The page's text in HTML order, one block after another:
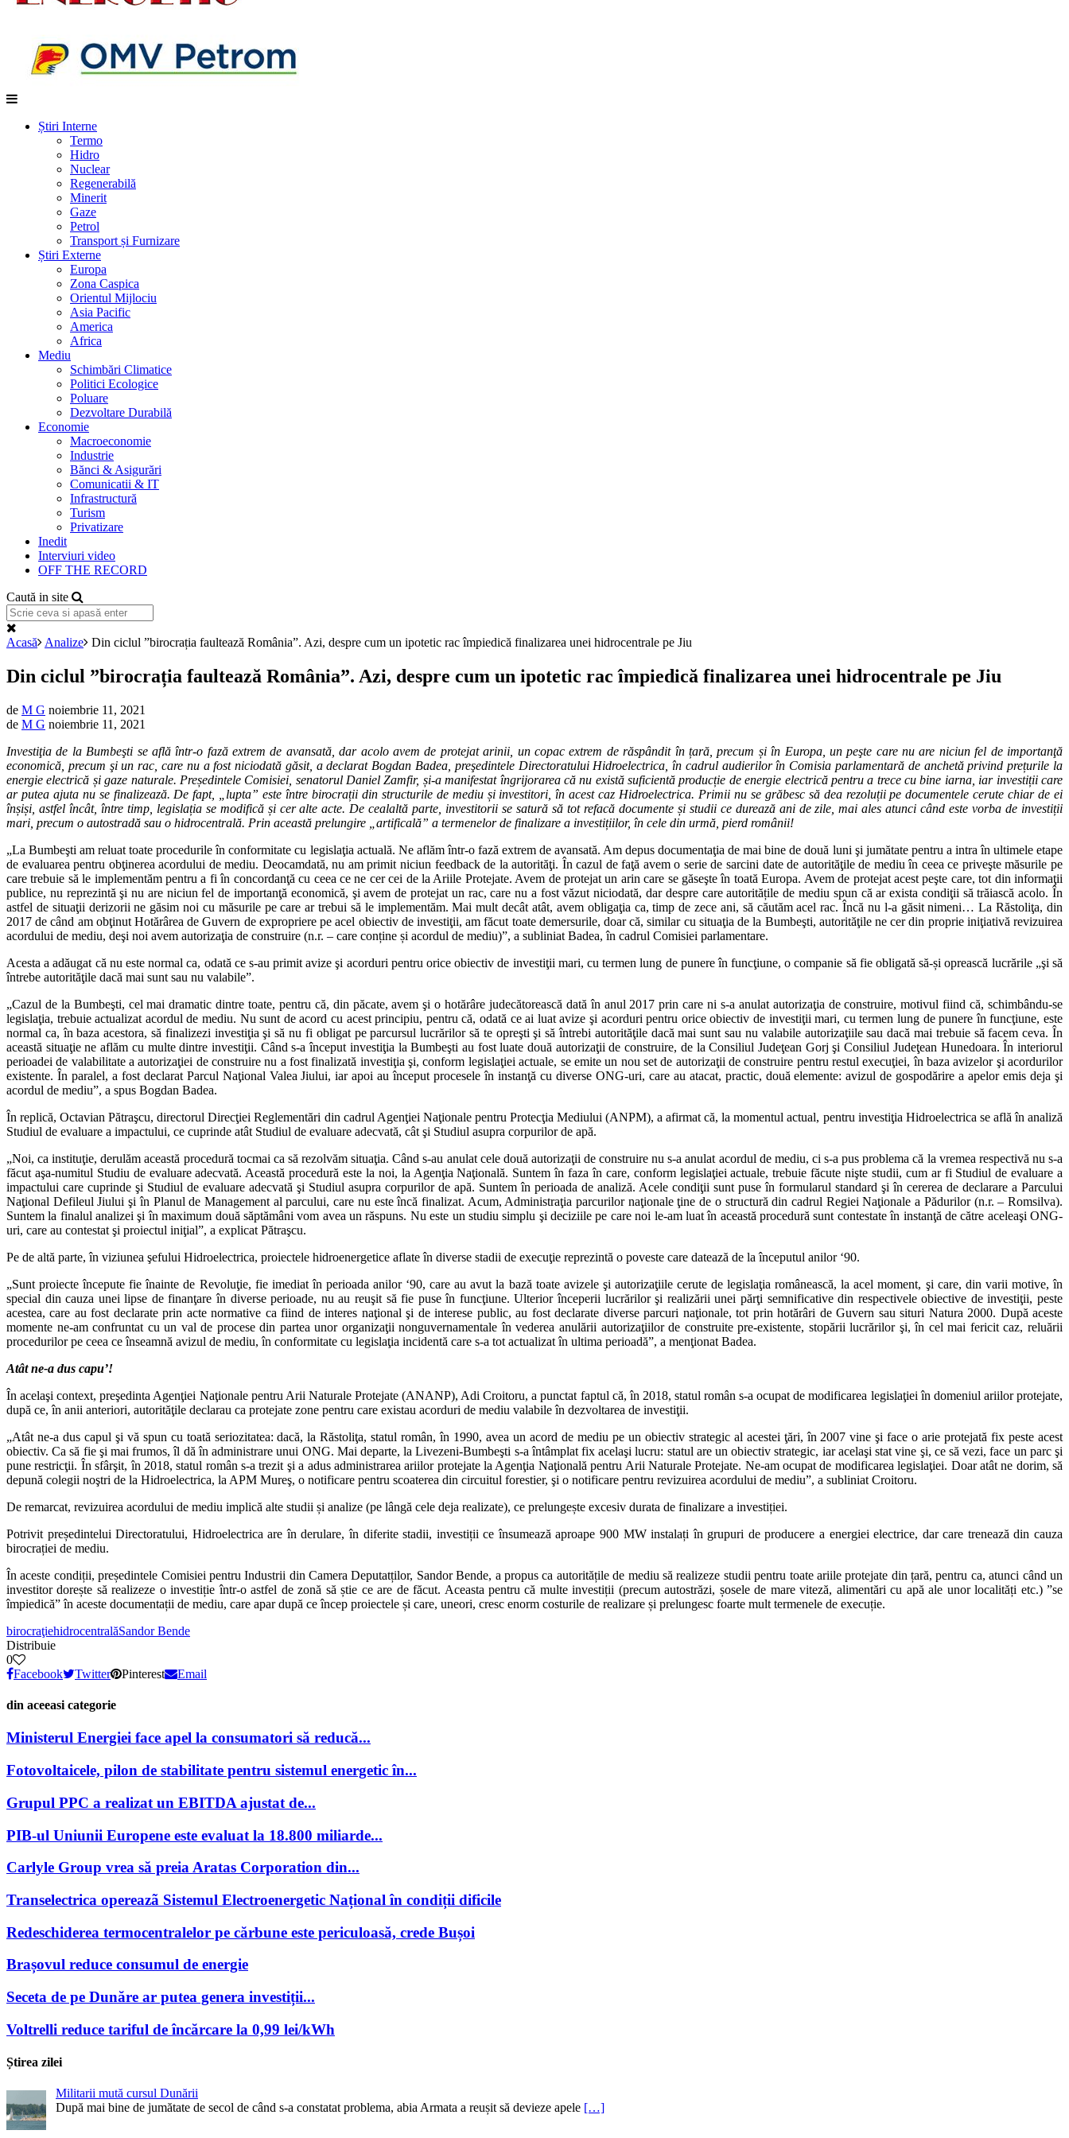
Știri Interne
Termo
Hidro
Nuclear
Regenerabilă
Minerit
Gaze
Petrol
Transport și Furnizare
Știri Externe
Europa
Zona Caspica
Orientul Mijlociu
Asia Pacific
America
Africa
Mediu
Schimbări Climatice
Politici Ecologice
Poluare
Dezvoltare Durabilă
Economie
Macroeconomie
Industrie
Bănci & Asigurări
Comunicatii & IT
Infrastructură
Turism
Privatizare
Inedit
Interviuri video
OFF THE RECORD
Caută in site
Acasă Analize Din ciclul ”birocrația faultează România”. Azi, despre cum un ipotetic rac împiedică finalizarea unei hidrocentrale pe Jiu
Din ciclul ”birocrația faultează România”. Azi, despre cum un ipotetic rac împiedică finalizarea unei hidrocentrale pe Jiu
de M G noiembrie 11, 2021
de M G noiembrie 11, 2021
Investiţia de la Bumbeşti se află într-o fază extrem de avansată, dar acolo avem de protejat arinii, un copac extrem de răspândit în țară, precum și în Europa, un peşte care nu are niciun fel de importanţă
economică, precum şi un rac, care nu a fost niciodată găsit, a declarat Bogdan Badea, preşedintele Directoratului Hidroelectrica, în cadrul audierilor în Comisia parlamentară de anchetă privind prețurile la
energie electrică și gaze naturale. Președintele Comisiei, senatorul Daniel Zamfir, și-a manifestat îngrijorarea că nu există suficientă producție de energie electrică pentru a trece cu bine iarna, iar investiții care
ar putea ajuta nu se finalizează. De fapt, „lupta” este între birocrații din structurile de mediu și investitori, în acest caz Hidroelectrica. Primii nu se grăbesc să dea rezoluții pe documentele cerute chiar de ei
înșiși, astfel încât, între timp, legislația se modifică și cer alte acte. De cealaltă parte, investitorii se satură să tot refacă documente și studii ce durează ani de zile, mai ales atunci când este vorba de investiții
mari, precum o autostradă sau o hidrocentrală. Prin această prelungire „artificală” a termenelor de finalizare a investițiilor, în cele din urmă, pierd românii!
„La Bumbeşti am reluat toate procedurile în conformitate cu legislaţia actuală. Ne aflăm într-o fază extrem de avansată. Am depus documentaţia de mai bine de două luni şi jumătate pentru a intra în ultimele etape
de evaluarea pentru obţinerea acordului de mediu. Deocamdată, nu am primit niciun feedback de la autorităţi. În cazul de faţă avem o serie de sarcini date de autorităţile de mediu în ceea ce priveşte măsurile pe
care trebuie să le implementăm pentru a fi în concordanţă cu ceea ce ne cer cei de la Ariile Protejate. Avem de protejat un arin care se găseşte în toată Europa. Avem de protejat acest peşte care, tot din informaţii
publice, nu reprezintă şi nu are niciun fel de importanţă economică, şi avem de protejat un rac, care nu a fost văzut niciodată, dar despre care autoritățile de mediu spun că ar exista condiţii să trăiască acolo. În
astfel de situaţii derizorii ne găsim noi cu măsurile pe care ar trebui să le implementăm. Mai mult decât atât, avem obligaţia ca, timp de zece ani, să căutăm acel rac. Încă nu l-a găsit nimeni… La Răstoliţa, din
2017 de când am obţinut Hotărârea de Guvern de expropriere pe acel obiectiv de investiţii, am făcut toate demersurile, doar că, similar cu situaţia de la Bumbeşti, autorităţile ne cer din proprie iniţiativă revizuirea
acordului de mediu, deşi noi avem autorizaţia de construire (n.r. – care conține și acordul de mediu)”, a subliniat Badea, în cadrul Comisiei parlamentare.
Acesta a adăugat că nu este normal ca, odată ce s-au primit avize şi acorduri pentru orice obiectiv de investiţii mari, cu termen lung de punere în funcţiune, o companie să fie obligată să-și oprească lucrările „şi să
întrebe autorităţile dacă mai sunt sau nu valabile”.
„Cazul de la Bumbeşti, cel mai dramatic dintre toate, pentru că, din păcate, avem şi o hotărâre judecătorească dată în anul 2017 prin care ni s-a anulat autorizaţia de construire, motivul fiind că, schimbându-se
legislaţia, trebuie actualizat acordul de mediu. Nu sunt de acord cu acest principiu, pentru că, odată ce ai luat avize şi acorduri pentru orice obiectiv de investiţii mari, cu termen lung de punere în funcţiune, este
normal ca, în baza acestora, să finalizezi investiţia şi să nu fi obligat pe parcursul lucrărilor să te opreşti şi să întrebi autorităţile dacă mai sunt sau nu valabile autorizaţiile sau dacă mai trebuie să facem ceva. În
această situaţie ne aflăm cu multe dintre investiţii. Când s-a început investiţia la Bumbeşti au fost luate două autorizaţii de construire, de la Consiliul Judeţean Gorj şi Consiliul Judeţean Hunedoara. În interiorul
perioadei de valabilitate a autorizaţiei de construire nu a fost finalizată investiţia şi, conform legislaţiei actuale, se emite un nou set de autorizaţii de construire pentru restul execuţiei, în baza avizelor şi acordurilor
existente. În paralel, a fost declarat Parcul Naţional Valea Jiului, iar apoi au început procesele în instanţă cu diverse ONG-uri, care au atacat, practic, două elemente: avizul de gospodărire a apelor emis deja şi
acordul de mediu”, a spus Bogdan Badea.
În replică, Octavian Pătraşcu, directorul Direcţiei Reglementări din cadrul Agenţiei Naţionale pentru Protecţia Mediului (ANPM), a afirmat că, la momentul actual, pentru investiţia Hidroelectrica se află în analiză
Studiul de evaluare a impactului, ce cuprinde atât Studiul de evaluare adecvată, cât şi Studiul asupra corpurilor de apă.
„Noi, ca instituţie, derulăm această procedură tocmai ca să rezolvăm situaţia. Când s-au anulat cele două autorizaţii de construire nu s-a anulat acordul de mediu, ci s-a pus problema că la vremea respectivă nu s-a
făcut aşa-numitul Studiu de evaluare adecvată. Această procedură este la noi, la Agenţia Naţională. Suntem în faza în care, conform legislaţiei actuale, trebuie făcute nişte studii, cum ar fi Studiul de evaluare a
impactului care cuprinde şi Studiul de evaluare adecvată şi Studiul asupra corpurilor de apă. Suntem în perioada de analiză. Acele condiţii sunt puse în formularul standard şi în cererea de declarare a Parcului
Naţional Defileul Jiului şi în Planul de Management al parcului, care nu este încă finalizat. Acum, Administraţia parcurilor naţionale ţine de o structură din cadrul Regiei Naţionale a Pădurilor (n.r. – Romsilva).
Suntem la finalul analizei şi în maximum două săptămâni vom avea un răspuns. Nu este un studiu simplu şi deciziile pe care noi le-am luat în această procedură sunt contestate în instanţă de către aceleaşi ONG-
uri, care au contestat şi proiectul iniţial”, a explicat Pătraşcu.
Pe de altă parte, în viziunea şefului Hidroelectrica, proiectele hidroenergetice aflate în diverse stadii de execuţie reprezintă o poveste care datează de la începutul anilor ‘90.
„Sunt proiecte începute fie înainte de Revoluţie, fie imediat în perioada anilor ‘90, care au avut la bază toate avizele şi autorizaţiile cerute de legislaţia românească, la acel moment, şi care, din varii motive, în
special din cauza unei lipse de finanţare în diverse perioade, nu au reuşit să fie puse în funcţiune. Ulterior începerii lucrărilor şi realizării unei părţi semnificative din respectivele obiective de investiţii, peste
acestea, care au fost declarate prin acte normative ca fiind de interes naţional şi de interese public, au fost declarate diverse parcuri naţionale, tot prin hotărâri de Guvern sau situri Natura 2000. După aceste
momente ne-am confruntat cu un val de procese din partea unor organizaţii nonguvernamentale în vederea anulării autorizaţiilor de construite pre-existente, stopării lucrărilor şi, în cel mai fericit caz, reluării
procedurilor pe ceea ce înseamnă avizul de mediu, în conformitate cu legislaţia incidentă care s-a tot actualizat în ultima perioadă”, a menţionat Badea.
Atât ne-a dus capu’!
În acelaşi context, preşedinta Agenţiei Naţionale pentru Arii Naturale Protejate (ANANP), Adi Croitoru, a punctat faptul că, în 2018, statul român s-a ocupat de modificarea legislaţiei în domeniul ariilor protejate,
după ce, în anii anteriori, autorităţile declarau ca protejate zone pentru care existau acorduri de mediu valabile în dezvoltarea de investiţii.
„Atât ne-a dus capul şi vă spun cu toată seriozitatea: dacă, la Răstoliţa, statul român, în 1990, avea un acord de mediu pe un obiectiv strategic al acestei ţări, în 2007 vine şi face o arie protejată fix peste acest
obiectiv. Ca să fie şi mai frumos, îl dă în administrare unui ONG. Mai departe, la Livezeni-Bumbeşti s-a întâmplat fix acelaşi lucru: statul are un obiectiv strategic, iar acelaşi stat vine şi, ce să vezi, face un parc şi
pune restricţii. În sfârşit, în 2018, statul român s-a trezit şi a adus administrarea ariilor protejate la Agenţia Naţională pentru Arii Naturale Protejate. Ne-am ocupat de modificarea legislaţiei. Doar atât ne dorim, să
depună colegii noştri de la Hidroelectrica, la APM Mureş, o notificare pentru scoaterea din circuitul forestier, şi o notificare pentru revizuirea acordului de mediu”, a subliniat Croitoru.
De remarcat, revizuirea acordului de mediu implică alte studii și analize (pe lângă cele deja realizate), ce prelungește excesiv durata de finalizare a investiției.
Potrivit președintelui Directoratului, Hidroelectrica are în derulare, în diferite stadii, investiții ce însumează aproape 900 MW instalați în grupuri de producere a energiei electrice, dar care trenează din cauza
birocrației de mediu.
În aceste condiții, președintele Comisiei pentru Industrii din Camera Deputatților, Sandor Bende, a propus ca autoritățile de mediu să realizeze studii pentru toate ariile protejate din țară, pentru ca, atunci când un
investitor dorește să realizeze o investiție într-o astfel de zonă să știe ce are de făcut. Aceasta pentru că multe investiții (precum autostrăzi, șosele de mare viteză, alimentări cu apă ale unor localități etc.) ”se
împiedică” în aceste documentații de mediu, care apar după ce încep proiectele și care, uneori, cresc enorm costurile de realizare și prelungesc foarte mult termenele de execuție.
birocraţiehidrocentralăSandor Bende
Distribuie
0
Facebook
Twitter Pinterest Email
din aceeasi categorie
Ministerul Energiei face apel la consumatori să reducă...
Fotovoltaicele, pilon de stabilitate pentru sistemul energetic în...
Grupul PPC a realizat un EBITDA ajustat de...
PIB-ul Uniunii Europene este evaluat la 18.800 miliarde...
Carlyle Group vrea să preia Aratas Corporation din...
Transelectrica opereazã Sistemul Electroenergetic Național în condiții dificile
Redeschiderea termocentralelor pe cărbune este periculoasă, crede Bușoi
Brașovul reduce consumul de energie
Seceta de pe Dunăre ar putea genera investiții...
Voltrelli reduce tariful de încărcare la 0,99 lei/kWh
Știrea zilei
Militarii mută cursul Dunării
După mai bine de jumătate de secol de când s-a constatat problema, abia Armata a reușit să devieze apele […]